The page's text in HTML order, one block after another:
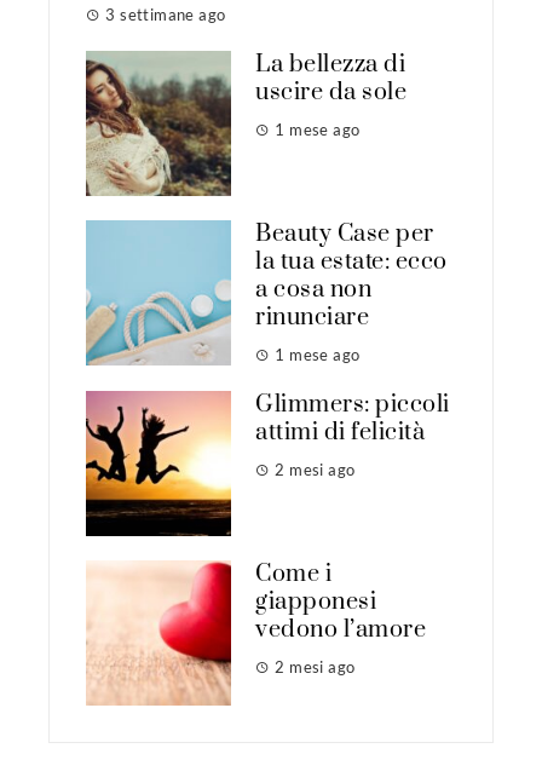
3 settimane ago
La bellezza di
uscire da sole
1 mese ago
Beauty Case per
la tua estate: ecco
a cosa non
rinunciare
1 mese ago
Glimmers: piccoli
attimi di felicità
2 mesi ago
Come i
giapponesi
vedono l’amore
2 mesi ago